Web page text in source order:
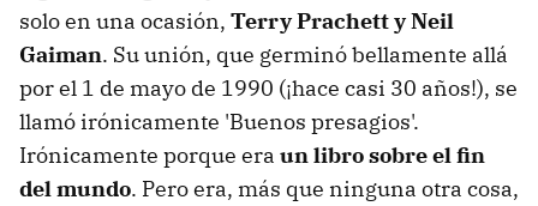
solo en una ocasión, Terry Prachett y Neil
Gaiman. Su unión, que germinó bellamente allá
por el 1 de mayo de 1990 (¡hace casi 30 años!), se
llamó irónicamente 'Buenos presagios'.
Irónicamente porque era un libro sobre el fin
del mundo. Pero era, más que ninguna otra cosa,